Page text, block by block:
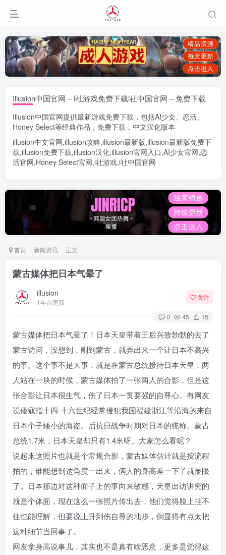
Illusion中国官网 – i社游戏免费下载i社中国官网 – 免费下载
Illusion中国官网提供最新游戏免费下载，包括AI少女、 恋活、
Honey Select等经典作品，免费下载，中文汉化版本
illusion中文官网,illusion攻略,illusion最新版,illusion最新版免费下
载,illusion免费下载,illusion汉化,illusion官网入口,AI少女官网,恋
活官网,Honey Select官网,i社游戏,i社中国官网
首页 新闻资讯 正文
蒙古媒体把日本气晕了
illusion
1年前更新
关注
0 45 15
蒙古媒体把日本气晕了！日本天皇带着王后兴致勃勃的去了
蒙古访问，没想到，刚到蒙古，就弄出来一个让日本不高兴
的事。这个事不是大事，就是在蒙古总统接待日本天皇，两
人站在一块的时候，蒙古媒体拍了一张两人的合影，但是这
张合影让日本很生气，伤了日本一贯要强的自尊心。有网友
说倭寇指十四-十六世纪经常侵犯我国福建浙江等沿海的来自
日本个子矮小的海盗。后抗日战争时期对日本的统称。蒙古
总统1.7米，日本天皇却只有1.4米呀。大家怎么看呢？
说起来这照片也就是个常规合影，蒙古媒体估计就是按流程
拍的，谁能想到这角度一出来，俩人的身高差一下子就显眼
了。日本那边对这种面子上的事向来敏感，天皇出访讲究的
就是个体面，现在这么一张照片传出去，他们觉得脸上挂不
住也能理解，但要说上升到伤自尊的地步，倒显得有点太把
这种细节当回事了。
网友拿身高说事儿，其实也不是真有啥恶意，更多是觉得这